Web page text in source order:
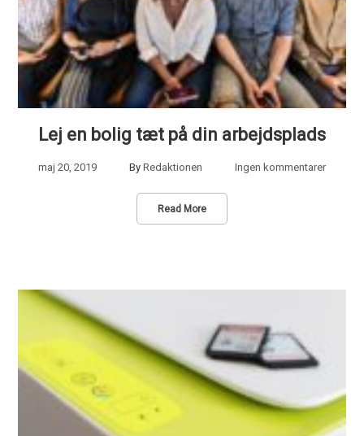
Lej en bolig tæt på din arbejdsplads
maj 20, 2019 By Redaktionen Ingen kommentarer
Read More